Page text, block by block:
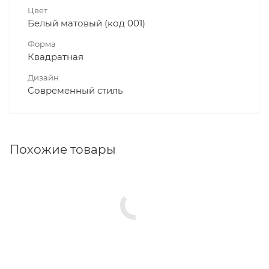
Цвет
Белый матовый (код 001)
Форма
Квадратная
Дизайн
Современный стиль
Похожие товары